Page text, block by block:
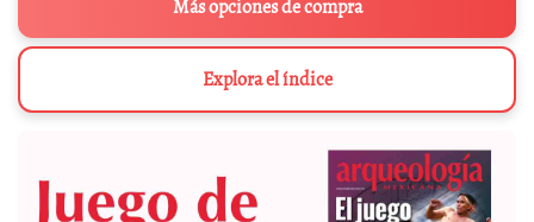
Más opciones de compra
Explora el índice